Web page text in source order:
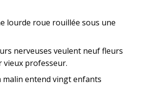
lourde roue rouillée sous une
nerveuses veulent neuf fleurs
vieux professeur.
malin entend vingt enfants